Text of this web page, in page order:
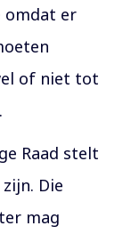
omdat er
of niet tot
Raad stelt
Die
mag